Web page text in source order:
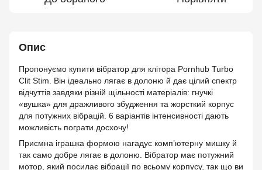
Опис
Пропонуємо купити вібратор для клітора Pornhub Turbo
Clit Stim. Він ідеально лягає в долоню й дає цілий спектр
відчуттів завдяки різній щільності матеріалів: гнучкі
«вушка» для дражливого збудження та жорсткий корпус
для потужних вібрацій. 6 варіантів інтенсивності дають
можливість пограти досхочу!
Приємна іграшка формою нагадує комп’ютерну мишку й
так само добре лягає в долоню. Вібратор має потужний
мотор, який посилає вібрації по всьому корпусу, так що ви